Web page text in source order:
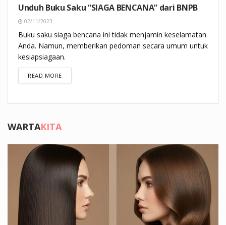
Unduh Buku Saku “SIAGA BENCANA” dari BNPB
02/11/2023
Buku saku siaga bencana ini tidak menjamin keselamatan
Anda. Namun, memberikan pedoman secara umum untuk
kesiapsiagaan.
READ MOREDETAILS
WARTAKITA